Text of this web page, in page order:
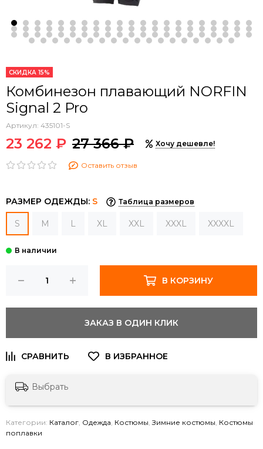
СКИДКА 15%
Комбинезон плавающий NORFIN
Signal 2 Pro
Артикул: 435101-S
23 262 ₽ 27 366 ₽ Хочу дешевле!
Оставить отзыв
РАЗМЕР ОДЕЖДЫ: S Таблица размеров
S M L XL XXL XXXL XXXXL
В КОРЗИНУ
ЗАКАЗ В ОДИН КЛИК
Выбрать
Категории: Каталог, Одежда, Костюмы,Зимние костюмы, Костюмы
поплавки